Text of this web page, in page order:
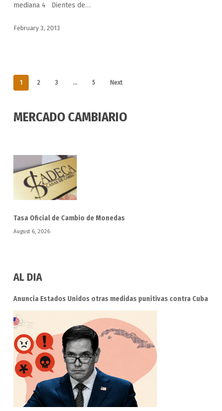
mediana 4 Dientes de…
February 3, 2013
1 2 3 … 5 Next
MERCADO CAMBIARIO
Tasa Oficial de Cambio de Monedas
August 6, 2026
AL DIA
Anuncia Estados Unidos otras medidas punitivas contra Cuba